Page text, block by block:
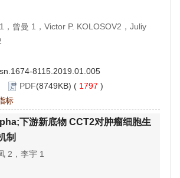
，曾曼 1，Victor P. KOLOSOV2，Juliy
8115.2019.01.005
PDF(8749KB) ( 1797 )
标
下游新底物 CCT2对肿瘤细胞生
制
2，李宇 1